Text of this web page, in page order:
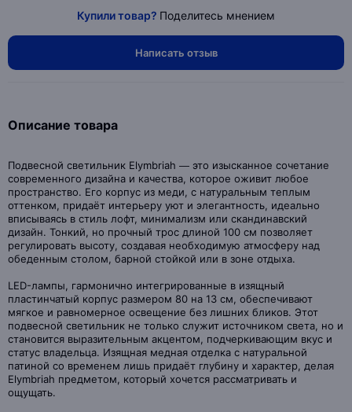
Купили товар? Поделитесь мнением
Написать отзыв
Описание товара
Подвесной светильник Elymbriah — это изысканное сочетание
современного дизайна и качества, которое оживит любое
пространство. Его корпус из меди, с натуральным теплым
оттенком, придаёт интерьеру уют и элегантность, идеально
вписываясь в стиль лофт, минимализм или скандинавский
дизайн. Тонкий, но прочный трос длиной 100 см позволяет
регулировать высоту, создавая необходимую атмосферу над
обеденным столом, барной стойкой или в зоне отдыха.
LED-лампы, гармонично интегрированные в изящный
пластинчатый корпус размером 80 на 13 см, обеспечивают
мягкое и равномерное освещение без лишних бликов. Этот
подвесной светильник не только служит источником света, но и
становится выразительным акцентом, подчеркивающим вкус и
статус владельца. Изящная медная отделка с натуральной
патиной со временем лишь придаёт глубину и характер, делая
Elymbriah предметом, который хочется рассматривать и
ощущать.